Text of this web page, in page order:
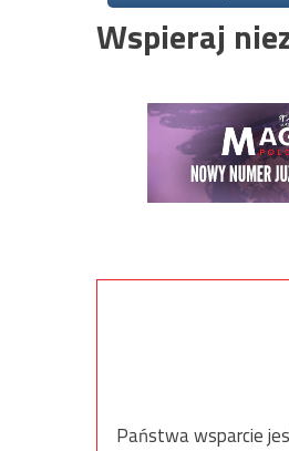
Wspieraj
Państwa wsparcie